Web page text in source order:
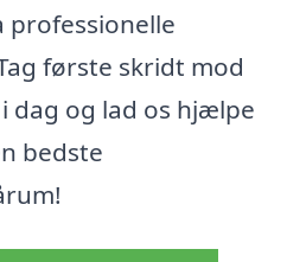
første skridt mod
dag og lad os hjælpe
bedste